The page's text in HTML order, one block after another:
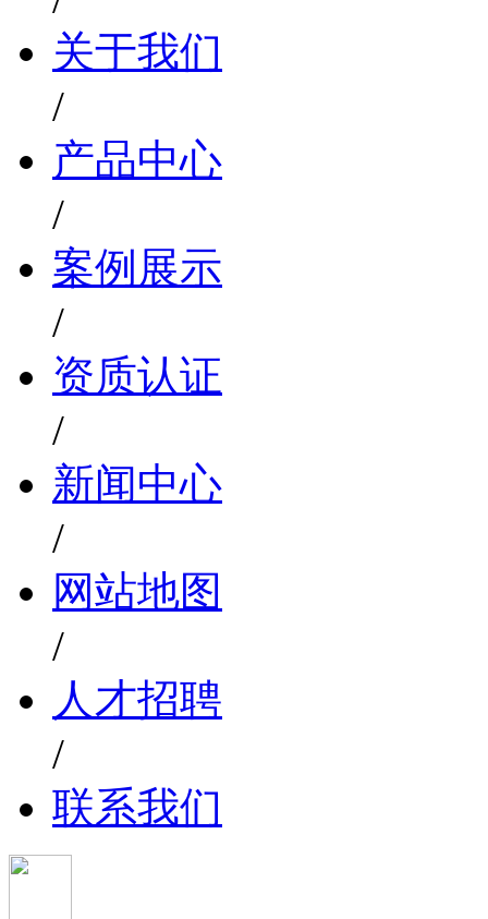
关于我们
/
产品中心
/
案例展示
/
资质认证
/
新闻中心
/
网站地图
/
人才招聘
/
联系我们